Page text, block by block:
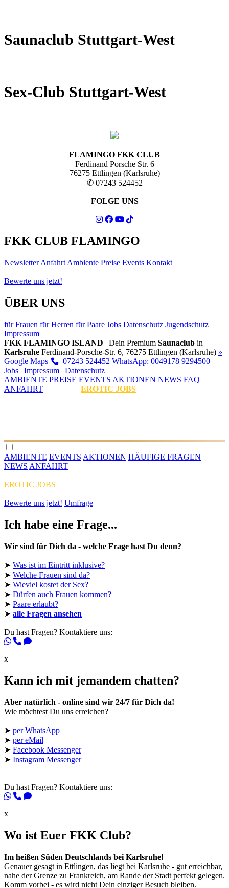
Saunaclub Stuttgart-West
Sex-Club Stuttgart-West
FLAMINGO FKK CLUB
Ferdinand Porsche Str. 6
76275 Ettlingen (Karlsruhe)
✆ 07243 524452
FOLGE UNS
FKK CLUB FLAMINGO
Newsletter Anfahrt Ambiente Preise Events Kontakt
Bewerte uns jetzt!
ÜBER UNS
für Frauen für Herren für Paare Jobs Datenschutz Jugendschutz
Impressum
FKK FLAMINGO ISLAND | Dein Premium Saunaclub in
Karlsruhe Ferdinand-Porsche-Str. 6, 76275 Ettlingen (Karlsruhe) »
Google Maps
07243 524452 WhatsApp: 0049178 9294500
Jobs | Impressum | Datenschutz
AMBIENTE PREISE EVENTS AKTIONEN NEWS FAQ
ANFAHRT
EROTIC JOBS
AMBIENTE EVENTS AKTIONEN HÄUFIGE FRAGEN
NEWS ANFAHRT
EROTIC JOBS
Bewerte uns jetzt! Umfrage
Ich habe eine Frage...
Wir sind für Dich da - welche Frage hast Du denn?
➤ Was ist im Eintritt inklusive?
➤ Welche Frauen sind da?
➤ Wieviel kostet der Sex?
➤ Dürfen auch Frauen kommen?
➤ Paare erlaubt?
➤ alle Fragen ansehen
Du hast Fragen? Kontaktiere uns:
x
Kann ich mit jemandem chatten?
Aber natürlich - online sind wir 24/7 für Dich da!
Wie möchtest Du uns erreichen?
➤ per WhatsApp
➤ per eMail
➤ Facebook Messenger
➤ Instagram Messenger
Du hast Fragen? Kontaktiere uns:
x
Wo ist Euer FKK Club?
Im heißen Süden Deutschlands bei Karlsruhe!
Genauer gesagt in Ettlingen, das liegt bei Karlsruhe - gut erreichbar,
nahe der Grenze zu Frankreich, am Rande der Stadt perfekt gelegen.
Komm vorbei - es wird nicht Dein einziger Besuch bleiben.